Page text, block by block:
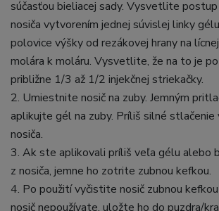
súčasťou bieliacej sady. Vysvetlite
nosiča vytvorením jednej súvislej linky
polovice výšky od rezákovej hrany na
molára k moláru. Vysvetlite, že na to je
približne 1/3 až 1/2 injekčnej striekačky.
2. Umiestnite nosič na zuby. Jemným
aplikujte gél na zuby. Príliš silné
nosiča.
3. Ak ste aplikovali príliš veľa gélu alebo
z nosiča, jemne ho zotrite zubnou kefkou.
4. Po použití vyčistite nosič zubnou
nosič nepoužívate, uložte ho do puzdra/